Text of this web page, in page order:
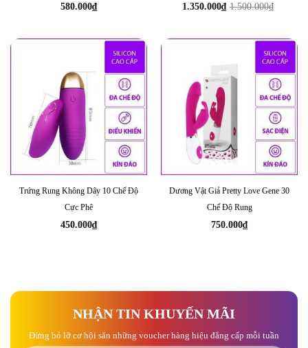
580.000₫
Hãng Đức1.500.000₫
1.500.000₫.
1.350.000₫
là:
1.350.000₫.
Trứng Rung Không Dây 10 Chế Độ
Cực Phê
450.000₫
Dương Vật Giả Pretty Love Gene 30
Chế Độ Rung
750.000₫
NHẬN TIN KHUYẾN MÃI
Đừng bỏ lỡ cơ hội săn những voucher hàng hiệu đẳng cấp mỗi tuần